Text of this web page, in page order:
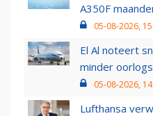
A350F
05-08-2026,
El Al noteert
minder
05-08-2026,
Lufthansa